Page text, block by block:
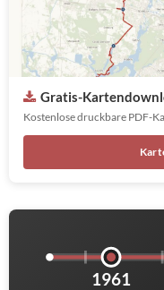
Gratis-
Kostenlose druckbare PDF-
1961